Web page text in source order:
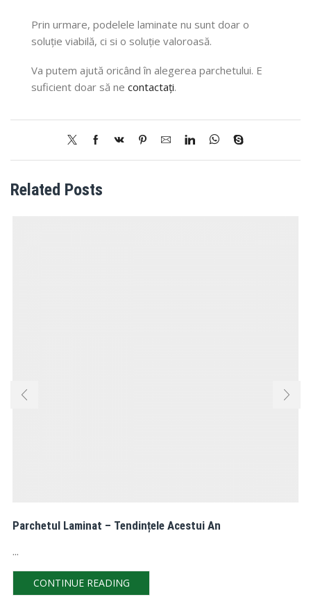
Prin urmare, podelele laminate nu sunt doar o
soluție viabilă, ci si o soluție valoroasă.
Va putem ajută oricând în alegerea parchetului. E
suficient doar să ne contactați.
Related Posts
Parchetul Laminat – Tendințele Acestui An
...
CONTINUE READING